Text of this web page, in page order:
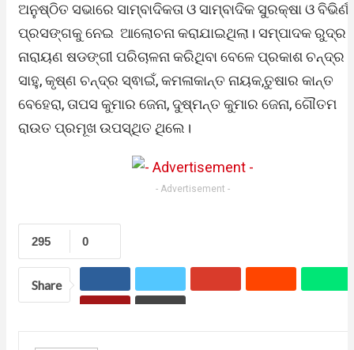
ଅନୁଷ୍ଠିତ ସଭାରେ ସାମ୍ବାଦିକତା ଓ ସାମ୍ବାଦିକ ସୁରକ୍ଷା ଓ ବିଭିର୍ଣ
ପ୍ରସଙ୍ଗକୁ ନେଇ ଆଲୋଚନା କରାଯାଇଥିଲା। ସମ୍ପାଦକ ରୁଦ୍ର
ନାରାୟଣ ଷଡଙ୍ଗୀ ପରିଚାଳନା କରିଥିବା ବେଳେ ପ୍ରକାଶ ଚନ୍ଦ୍ର
ସାହୁ, କୃଷ୍ଣ ଚନ୍ଦ୍ର ସ୍ଵାଇଁ, କମଳାକାନ୍ତ ନାୟକ,ତୁଷାର କାନ୍ତ
ବେହେରା, ତାପସ କୁମାର ଜେନା, ଦୁଷ୍ମନ୍ତ କୁମାର ଜେନା, ଗୌତମ
ରାଉତ ପ୍ରମୂଖ ଉପସ୍ଥିତ ଥିଲେ।
- Advertisement -
0
295
Share